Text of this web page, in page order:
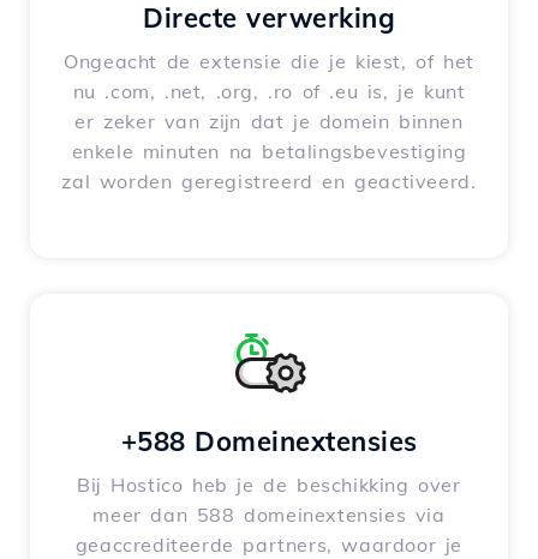
Directe verwerking
Ongeacht de extensie die je kiest, of het
nu .com, .net, .org, .ro of .eu is, je kunt
er zeker van zijn dat je domein binnen
enkele minuten na betalingsbevestiging
zal worden geregistreerd en geactiveerd.
+588 Domeinextensies
Bij Hostico heb je de beschikking over
meer dan 588 domeinextensies via
geaccrediteerde partners, waardoor je